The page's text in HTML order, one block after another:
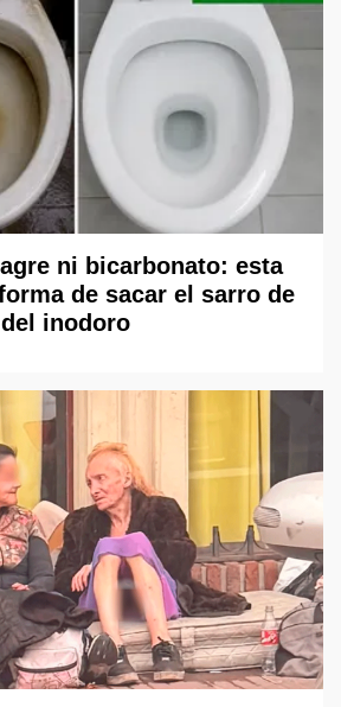
ni bicarbonato: esta
de sacar el sarro de
inodoro